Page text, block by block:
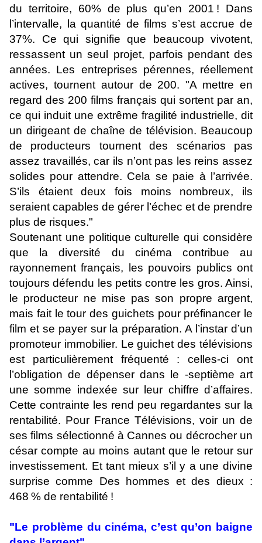
du territoire, 60% de plus qu’en 2001 ! Dans
l’intervalle, la quantité de films s’est accrue de
37%. Ce qui signifie que beaucoup vivotent,
ressassent un seul projet, parfois pendant des
années. Les entreprises pérennes, réellement
actives, tournent autour de 200. "A mettre en
regard des 200 films français qui sortent par an,
ce qui induit une extrême fragilité industrielle, dit
un dirigeant de chaîne de télévision. Beaucoup
de producteurs tournent des scénarios pas
assez travaillés, car ils n’ont pas les reins assez
solides pour attendre. Cela se paie à l’arrivée.
S’ils étaient deux fois moins nombreux, ils
seraient capables de gérer l’échec et de prendre
plus de risques."
Soutenant une politique culturelle qui considère
que la diversité du cinéma contribue au
rayonnement français, les pouvoirs publics ont
toujours défendu les petits contre les gros. Ainsi,
le producteur ne mise pas son propre argent,
mais fait le tour des guichets pour préfinancer le
film et se payer sur la préparation. A l’instar d’un
promoteur immobilier. Le guichet des télévisions
est particulièrement fréquenté : celles-ci ont
l’obligation de dépenser dans le -septième art
une somme indexée sur leur chiffre d’affaires.
Cette contrainte les rend peu regardantes sur la
rentabilité. Pour France Télévisions, voir un de
ses films sélectionné à Cannes ou décrocher un
césar compte au moins autant que le retour sur
investissement. Et tant mieux s’il y a une divine
surprise comme Des hommes et des dieux :
468 % de rentabilité !
"Le problème du cinéma, c’est qu’on baigne